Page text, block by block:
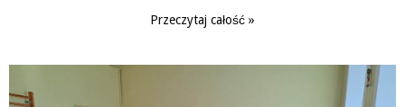
Przeczytaj całość »